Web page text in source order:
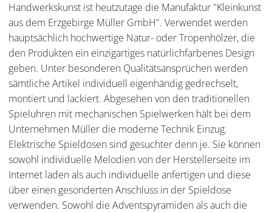
Handwerkskunst ist heutzutage die Manufaktur "Kleinkunst
aus dem Erzgebirge Müller GmbH". Verwendet werden
hauptsächlich hochwertige Natur- oder Tropenhölzer, die
den Produkten ein einzigartiges natürlichfarbenes Design
geben. Unter besonderen Qualitätsansprüchen werden
sämtliche Artikel individuell eigenhändig gedrechselt,
montiert und lackiert. Abgesehen von den traditionellen
Spieluhren mit mechanischen Spielwerken hält bei dem
Unternehmen Müller die moderne Technik Einzug.
Elektrische Spieldosen sind gesuchter denn je. Sie können
sowohl individuelle Melodien von der Herstellerseite im
Internet laden als auch individuelle anfertigen und diese
über einen gesonderten Anschluss in der Spieldose
verwenden. Sowohl die Adventspyramiden als auch die